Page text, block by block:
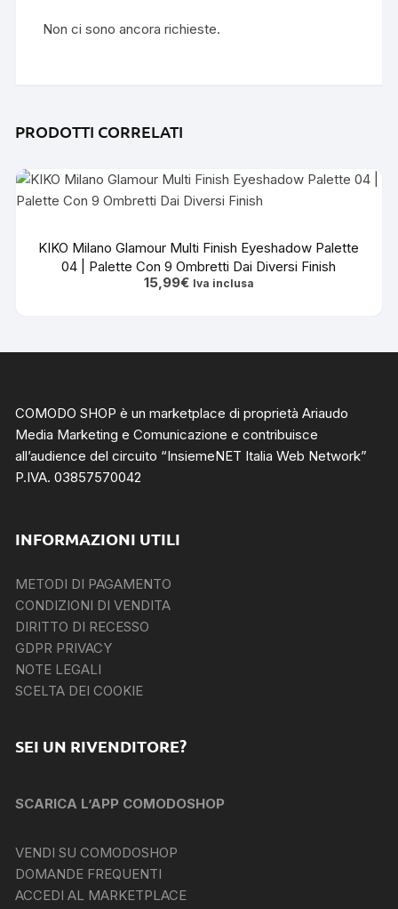
Non ci sono ancora richieste.
PRODOTTI CORRELATI
KIKO Milano Glamour Multi Finish Eyeshadow Palette
04 | Palette Con 9 Ombretti Dai Diversi Finish
15,99€ Iva inclusa
COMODO SHOP è un marketplace di proprietà Ariaudo
Media Marketing e Comunicazione e contribuisce
all’audience del circuito “InsiemeNET Italia Web Network”
P.IVA. 03857570042
INFORMAZIONI UTILI
METODI DI PAGAMENTO
CONDIZIONI DI VENDITA
DIRITTO DI RECESSO
GDPR PRIVACY
NOTE LEGALI
SCELTA DEI COOKIE
SEI UN RIVENDITORE?
SCARICA L’APP COMODOSHOP
VENDI SU COMODOSHOP
DOMANDE FREQUENTI
ACCEDI AL MARKETPLACE